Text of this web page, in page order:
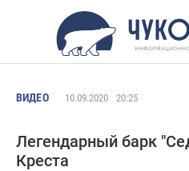
ВИДЕО 10.09.2020 20:25
Легендарный барк
Креста